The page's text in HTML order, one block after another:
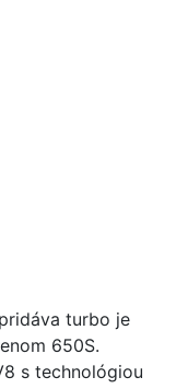
turbo je
650S.
s technológiou